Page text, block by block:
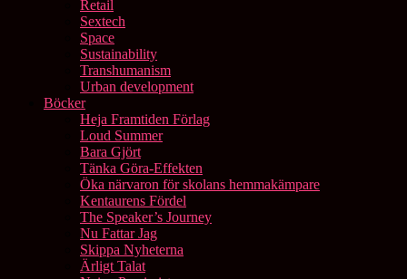
Retail
Sextech
Space
Sustainability
Transhumanism
Urban development
Böcker
Heja Framtiden Förlag
Loud Summer
Bara Gjört
Tänka Göra-Effekten
Öka närvaron för skolans hemmakämpare
Kentaurens Fördel
The Speaker’s Journey
Nu Fattar Jag
Skippa Nyheterna
Ärligt Talat